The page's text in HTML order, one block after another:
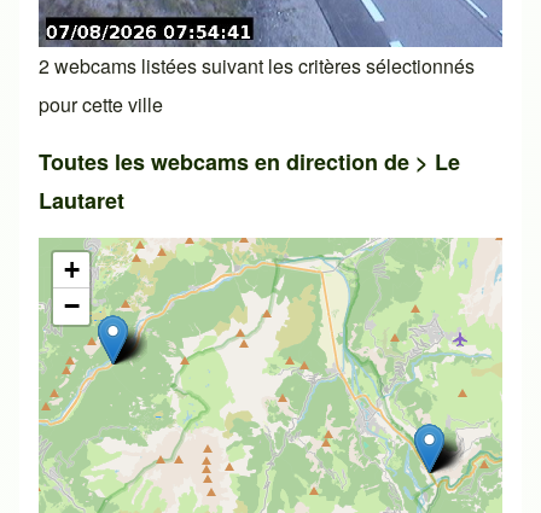
2 webcams listées suivant les critères sélectionnés
pour cette ville
Toutes les webcams en direction de > Le
Lautaret
+
−